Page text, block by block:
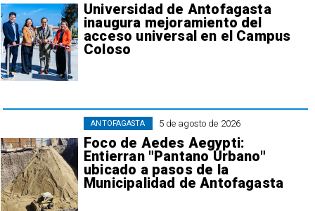
Universidad de Antofagasta
inaugura mejoramiento del
acceso universal en el Campus
Coloso
5 de agosto de 2026
Foco de Aedes Aegypti:
Entierran "Pantano Urbano"
ubicado a pasos de la
Municipalidad de Antofagasta
ANTOFAGASTA